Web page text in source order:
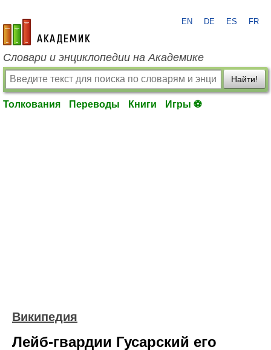
academic.ru
EN DE ES FR
Словари и энциклопедии на Академике
Найти!
Толкования Переводы Книги Игры ⚽
Википедия
Лейб-гвардии Гусарский его